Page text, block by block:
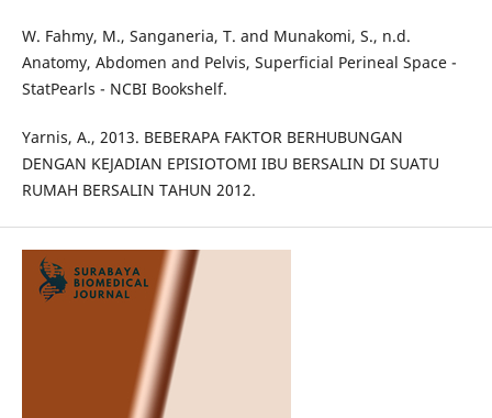
W. Fahmy, M., Sanganeria, T. and Munakomi, S., n.d.
Anatomy, Abdomen and Pelvis, Superficial Perineal Space -
StatPearls - NCBI Bookshelf.
Yarnis, A., 2013. BEBERAPA FAKTOR BERHUBUNGAN
DENGAN KEJADIAN EPISIOTOMI IBU BERSALIN DI SUATU
RUMAH BERSALIN TAHUN 2012.